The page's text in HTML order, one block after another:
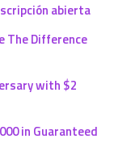
abierta
The Difference
with $2
in Guaranteed